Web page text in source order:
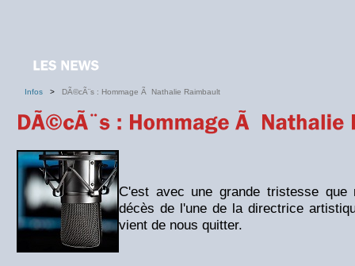
Infos > DÃ©cÃ¨s : Hommage Ã Nathalie Raimbault
C'est avec une grande tristesse que
décès de l'une de la directrice
vient de nous quitter.